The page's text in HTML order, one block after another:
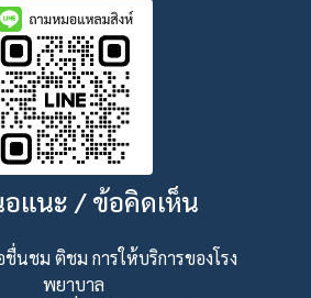
อแนะ / ข้อคิดเห็น
นชม ติชม การให้บริการของโรง
พยาบาล